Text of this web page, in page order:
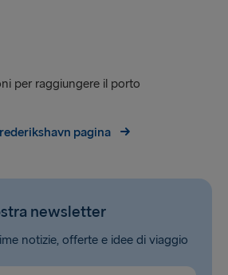
per raggiungere il porto
pagina
newsletter
notizie, offerte e idee di viaggio